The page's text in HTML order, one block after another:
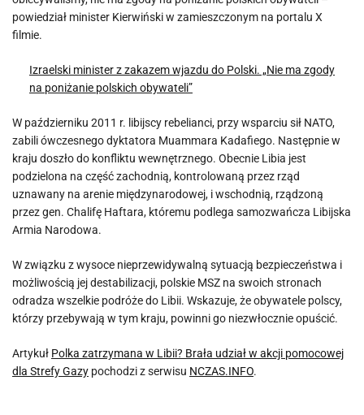
powiedział minister Kierwiński w zamieszczonym na portalu X
filmie.
Izraelski minister z zakazem wjazdu do Polski. „Nie ma zgody
na poniżanie polskich obywateli”
W październiku 2011 r. libijscy rebelianci, przy wsparciu sił NATO,
zabili ówczesnego dyktatora Muammara Kadafiego. Następnie w
kraju doszło do konfliktu wewnętrznego. Obecnie Libia jest
podzielona na część zachodnią, kontrolowaną przez rząd
uznawany na arenie międzynarodowej, i wschodnią, rządzoną
przez gen. Chalifę Haftara, któremu podlega samozwańcza Libijska
Armia Narodowa.
W związku z wysoce nieprzewidywalną sytuacją bezpieczeństwa i
możliwością jej destabilizacji, polskie MSZ na swoich stronach
odradza wszelkie podróże do Libii. Wskazuje, że obywatele polscy,
którzy przebywają w tym kraju, powinni go niezwłocznie opuścić.
Artykuł Polka zatrzymana w Libii? Brała udział w akcji pomocowej
dla Strefy Gazy pochodzi z serwisu NCZAS.INFO.